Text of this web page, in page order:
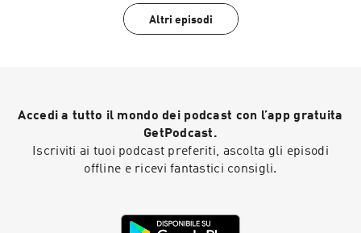
宁家宇 @宁家宇衣云鹤@衣云鹤马尚@马尚-小提
琴「小红书」杨大美@杨大美本期美味指北（以
便面（意大利红烩味）45:00 爆米花、水枪饮料
52:28 冰糕55:40 乐事锅包肉味薯片56:30 秀逗
59:20 涮豆皮儿、炸鸡柳60:40 小淘气、天下第一
梅、肯德基、甘草杏*天下第一梅和肯德基没找着
图，求助网友63:14 北一经街炸串的炸油梭子
串、老北市炸串、奇多粟米棒73:00 橘子瓣软糖、
Altri episodi
Accedi a tutto il mondo dei podcast con l’app gratuita
GetPodcast.
Iscriviti ai tuoi podcast preferiti, ascolta gli episodi
offline e ricevi fantastici consigli.